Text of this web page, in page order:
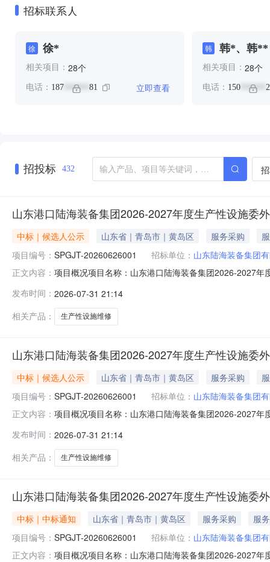
招标联系人
徐 徐*
相关项目： 28个
电话： 187 ****** 81 立即查看
韩 韩*、韩**
相关项目： 28个
电话： 150******
招投标 432
山东港口陆海装备集团2026-2027年度生产性设施委
中标｜候选人公示 山东省｜青岛市｜黄岛区 服务采购
项目编号： SPGJT-20260626001 招标单位： 山东陆海装备集团
正文内容： 项目概况项目名称：山东港口陆海装备集团2026-2027
订合同。资金来源：自筹备注：采购人及采购代理采购
路街道漓
发布时间： 2026-07-31 21:14
相关产品：
生产性设施维修
山东港口陆海装备集团2026-2027年度生产性设施委
中标｜候选人公示 山东省｜青岛市｜黄岛区 服务采购
项目编号： SPGJT-20260626001 招标单位： 山东陆海装备集团
正文内容： 项目概况项目名称：山东港口陆海装备集团2026-2027
订合同。资金来源：自筹备注：采购人及采购代理采购
路街道漓
发布时间： 2026-07-31 21:14
相关产品：
生产性设施维修
山东港口陆海装备集团2026-2027年度生产性设施委
中标｜中标通知 山东省｜青岛市｜黄岛区 服务采购
服务
项目编号： SPGJT-20260626001 招标单位： 山东陆海装备集团
正文内容： 项目概况项目名称：山东港口陆海装备集团2026-2027